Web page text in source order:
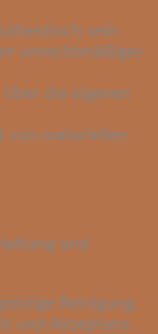
sein.
unrechtmäßiges
die eigenen
von materiellen
und
Reinigung.
und Akzeptanz.